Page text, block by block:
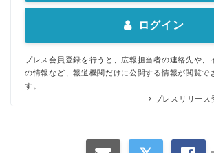
ログイン
プレス会員登録を行うと、広報担当者の連絡先や、
の情報など、報道機関だけに公開する情報が閲覧で
す。
プレスリリース